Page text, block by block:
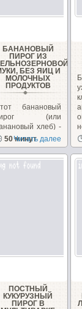
БАНАНОВЫЙ
ПИРОГ ИЗ
БЕЗ ЯИЦ И
МОЛОЧНЫХ
ПРОДУКТОВ
банановый
(или
хлеб) -
в Индии....
50 минут
Читать далее
ПОСТНЫЙ
КУКУРУЗНЫЙ
ПИРОГ В